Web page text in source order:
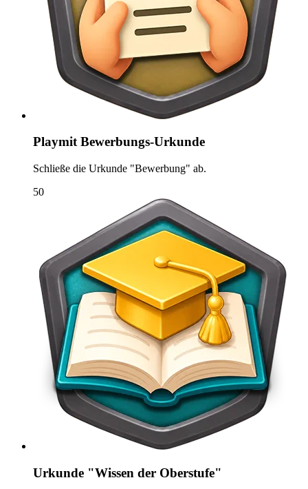
Playmit Bewerbungs-Urkunde
Schließe die Urkunde "Bewerbung" ab.
50
Urkunde "Wissen der Oberstufe"